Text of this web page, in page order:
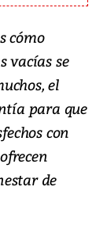
cómo
vacías se
el
para que
con
de